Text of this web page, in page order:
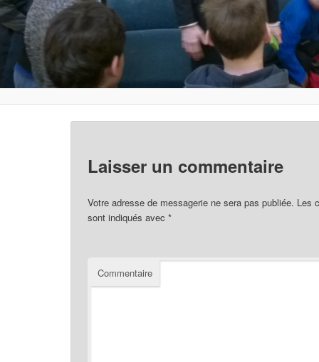
Laisser un commentaire
Votre adresse de messagerie ne sera pas publiée. Les
sont indiqués avec *
Commentaire